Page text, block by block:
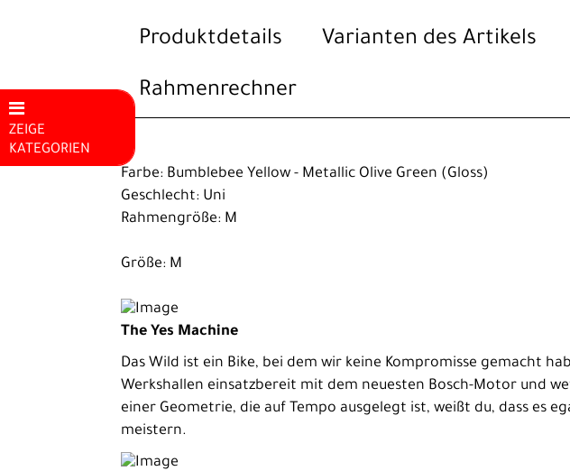
ZEIGE
KATEGORIEN
Produktdetails Varianten des Artikels
Rahmenrechner
Farbe: Bumblebee Yellow - Metallic Olive Green (Gloss)
Geschlecht: Uni
Rahmengröße: M
Größe: M
The Yes Machine
Das Wild ist ein Bike, bei dem wir keine Kompromisse gemacht
Werkshallen einsatzbereit mit dem neuesten Bosch-Motor und
einer Geometrie, die auf Tempo ausgelegt ist, weißt du, dass es
meistern.